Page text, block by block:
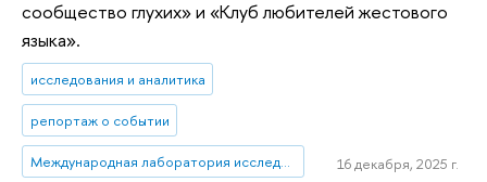
сообщество глухих» и «Клуб любителей жестового
языка».
исследования и аналитика
репортаж о событии
Международная лаборатория исследований социальной интеграции 16 декабря, 2025 г.